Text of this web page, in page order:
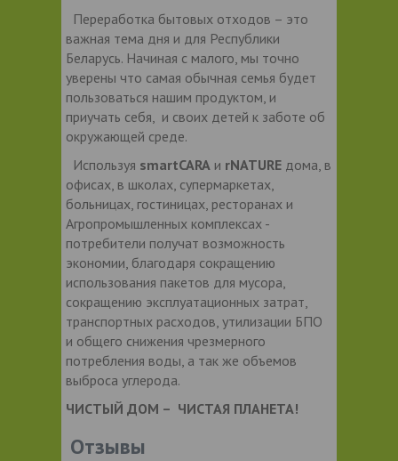
Переработка бытовых отходов – это
важная тема дня и для Республики
Беларусь. Начиная с малого, мы точно
уверены что самая обычная семья будет
пользоваться нашим продуктом, и
приучать себя, и своих детей к заботе об
окружающей среде.
Используя smartCARA и rNATURE дома, в
офисах, в школах, супермаркетах,
больницах, гостиницах, ресторанах и
Агропромышленных комплексах -
потребители получат возможность
экономии, благодаря сокращению
использования пакетов для мусора,
сокращению эксплуатационных затрат,
транспортных расходов, утилизации БПО
и общего снижения чрезмерного
потребления воды, а так же объемов
выброса углерода.
ЧИСТЫЙ ДОМ – ЧИСТАЯ ПЛАНЕТА!
Отзывы